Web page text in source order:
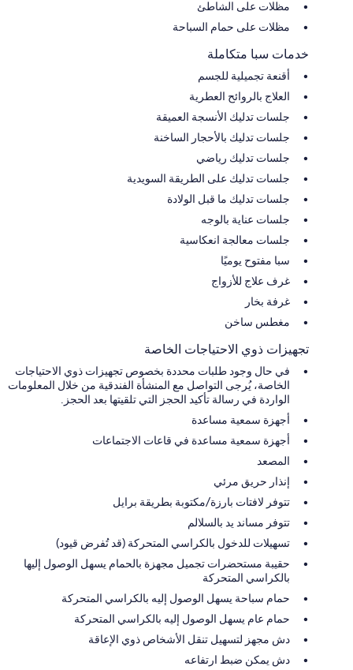
مظلات على الشاطئ
مظلات على حمام السباحة
خدمات سبا متكاملة
أقنعة تجميلية للجسم
العلاج بالروائح العطرية
جلسات تدليك الأنسجة العميقة
جلسات تدليك بالأحجار الساخنة
جلسات تدليك رياضي
جلسات تدليك على الطريقة السويدية
جلسات تدليك ما قبل الولادة
جلسات عناية بالوجه
جلسات معالجة انعكاسية
سبا مفتوح يوميًا
غرف علاج للأزواج
غرفة بخار
مغطس ساخن
تجهيزات ذوي الاحتياجات الخاصة
في حال وجود طلبات محددة بخصوص تجهيزات ذوي الاحتياجات
الخاصة، يُرجى التواصل مع المنشأة الفندقية من خلال المعلومات
الواردة في رسالة تأكيد الحجز التي تلقيتها بعد الحجز.
أجهزة سمعية مساعدة
أجهزة سمعية مساعدة في قاعات الاجتماعات
المصعد
إنذار حريق مرئي
تتوفر لافتات بارزة/مكتوبة بطريقة برايل
تتوفر مساند يد بالسلالم
تسهيلات للدخول بالكراسي المتحركة (قد تُفرض قيود)
حقيبة مستحضرات تجميل مجهزة بالحمام يسهل الوصول إليها
بالكراسي المتحركة
حمام سباحة يسهل الوصول إليه بالكراسي المتحركة
حمام عام يسهل الوصول إليه بالكراسي المتحركة
دش مجهز لتسهيل تنقل الأشخاص ذوي الإعاقة
دش يمكن ضبط ارتفاعه